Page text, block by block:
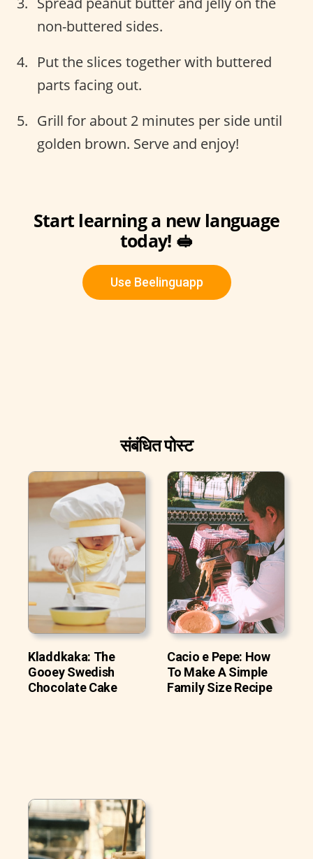
non-buttered sides.
Put the slices together with buttered
parts facing out.
Grill for about 2 minutes per side until
golden brown. Serve and enjoy!
Start learning a new language
today! 🥪
Use Beelinguapp
संबंधित पोस्ट
Kladdkaka: The
Gooey Swedish
Chocolate Cake
Cacio e Pepe: How
To Make A Simple
Family Size Recipe